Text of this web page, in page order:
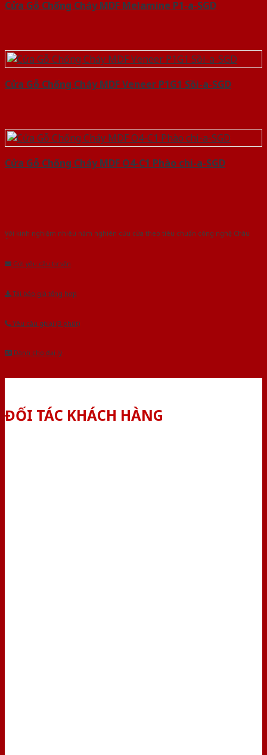
Cửa Gỗ Chống Cháy MDF Melamine P1-a-SGD
Cửa Gỗ Chống Cháy MDF Veneer P1G1 Sồi-a-SGD
Cửa Gỗ Chống Cháy MDF O4-C1 Phào chi-a-SGD
Với kinh nghiệm nhiêu năm nghiên cứu cửa theo tiêu chuẩn công nghệ Châu
Gửi yêu cầu tư vấn
Tải báo giá tổng hợp
Yêu cầu gọi lại (3 phút)
Dành cho đại lý
ĐỐI TÁC KHÁCH HÀNG